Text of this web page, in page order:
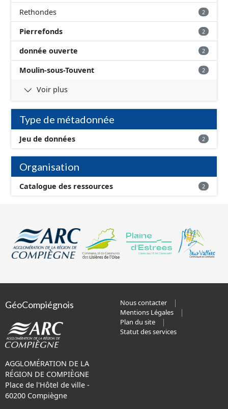
Rethondes 2
Pierrefonds 2
donnée ouverte 2
Moulin-sous-Touvent 2
Voir plus
Type de métadonnée
Jeu de données 2
Organisation
Catalogue des ressources 2
GéoCompiégnois
AGGLOMÉRATION DE LA
RÉGION DE COMPIÈGNE
Place de l'Hôtel de ville -
60200 Compiègne
Nous contacter
Mentions Légales
Plan du site
Statut des services